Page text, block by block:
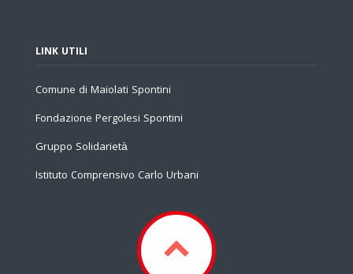
LINK UTILI
Comune di Maiolati Spontini
Fondazione Pergolesi Spontini
Gruppo Solidarietà
Istituto Comprensivo Carlo Urbani